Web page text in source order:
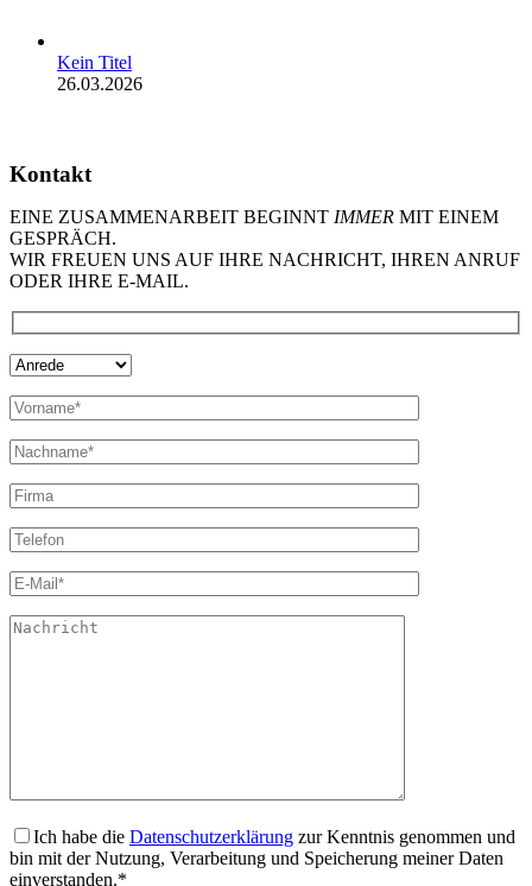
Kein Titel
26.03.2026
Kontakt
EINE ZUSAMMENARBEIT BEGINNT IMMER MIT EINEM
GESPRÄCH.
WIR FREUEN UNS AUF IHRE NACHRICHT, IHREN ANRUF
ODER IHRE E-MAIL.
Ich habe die Datenschutzerklärung zur Kenntnis genommen und
bin mit der Nutzung, Verarbeitung und Speicherung meiner Daten
einverstanden.*